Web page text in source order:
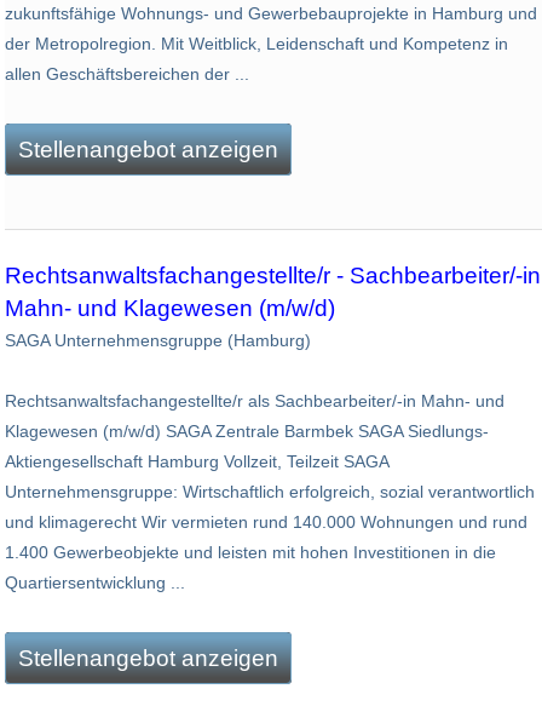
zukunftsfähige Wohnungs- und Gewerbebauprojekte in Hamburg und
der Metropolregion. Mit Weitblick, Leidenschaft und Kompetenz in
allen Geschäftsbereichen der ...
Stellenangebot anzeigen
Rechtsanwaltsfachangestellte/r - Sachbearbeiter/-in
Mahn- und Klagewesen (m/w/d)
SAGA Unternehmensgruppe (Hamburg)
Rechtsanwaltsfachangestellte/r als Sachbearbeiter/-in Mahn- und
Klagewesen (m/w/d) SAGA Zentrale Barmbek SAGA Siedlungs-
Aktiengesellschaft Hamburg Vollzeit, Teilzeit SAGA
Unternehmensgruppe: Wirtschaftlich erfolgreich, sozial verantwortlich
und klimagerecht Wir vermieten rund 140.000 Wohnungen und rund
1.400 Gewerbeobjekte und leisten mit hohen Investitionen in die
Quartiersentwicklung ...
Stellenangebot anzeigen